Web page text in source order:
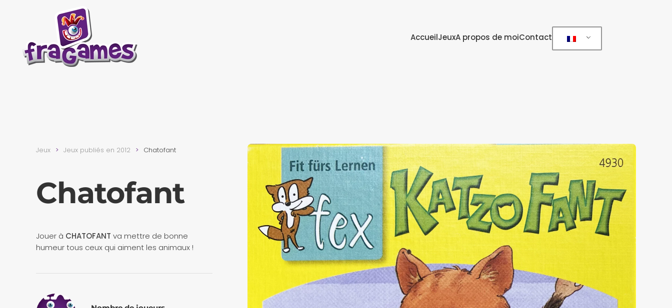
Skip to main content
AccueilJeuxA propos de moiContact
Jeux Jeux publiés en 2012 Chatofant
Chatofant
Jouer à CHATOFANT va mettre de bonne
humeur tous ceux qui aiment les animaux !